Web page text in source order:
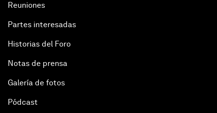
Reuniones
Partes interesadas
Historias del Foro
Notas de prensa
Galería de fotos
Pódcast